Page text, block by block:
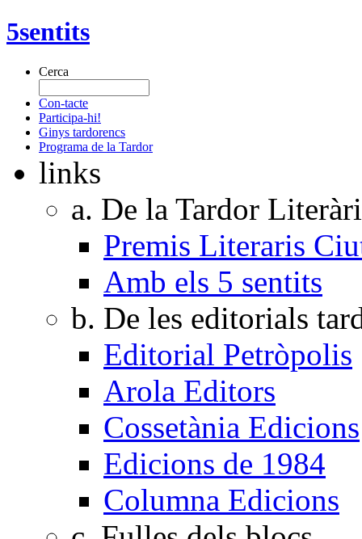
5sentits
Cerca
Con-tacte
Participa-hi!
Ginys tardorencs
Programa de la Tardor
links
a. De la Tardor
Premis Literaris
Amb els 5 sentits
b. De les editorials
Editorial Petròpolis
Arola Editors
Cossetània Edicions
Edicions de 1984
Columna Edicions